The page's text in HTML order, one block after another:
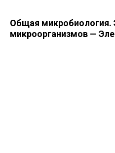
Общая микробиология.
микроорганизмов —